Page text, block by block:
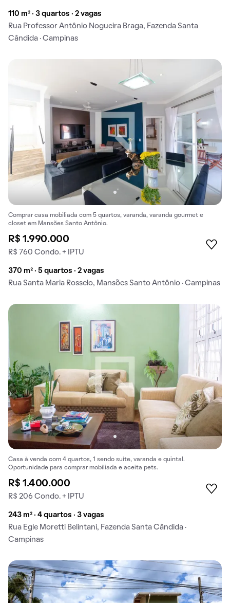
110 m² · 3 quartos · 2 vagas
Rua Professor Antônio Nogueira Braga, Fazenda Santa
Cândida · Campinas
Comprar casa mobiliada com 5 quartos, varanda, varanda gourmet e
closet em Mansões Santo Antônio.
R$ 1.990.000
R$ 760 Condo. + IPTU
370 m² · 5 quartos · 2 vagas
Rua Santa Maria Rosselo, Mansões Santo Antônio · Campinas
Casa à venda com 4 quartos, 1 sendo suíte, varanda e quintal.
Oportunidade para comprar mobiliada e aceita pets.
R$ 1.400.000
R$ 206 Condo. + IPTU
243 m² · 4 quartos · 3 vagas
Rua Egle Moretti Belintani, Fazenda Santa Cândida ·
Campinas